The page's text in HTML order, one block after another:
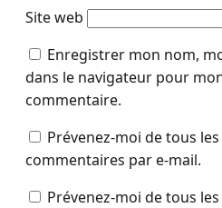
Site web
Enregistrer mon nom,
dans le navigateur pour
commentaire.
Prévenez-moi de tous
commentaires par e-mail.
Prévenez-moi de tous